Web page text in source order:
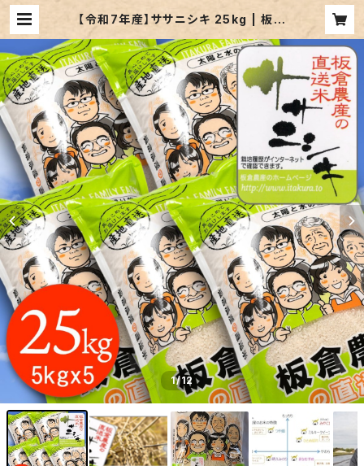
【令和7年産】ササニシキ 25kg | 板倉
農産｜宮城県登米のお米を農家直送
1/12